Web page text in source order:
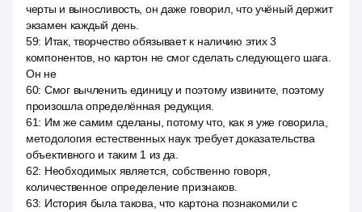
черты и выносливость, он даже говорил, что учёный держит
экзамен каждый день.
59: Итак, творчество обязывает к наличию этих 3
компонентов, но картон не смог сделать следующего шага.
Он не
60: Смог вычленить единицу и поэтому извините, поэтому
произошла определённая редукция.
61: Им же самим сделаны, потому что, как я уже говорила,
методология естественных наук требует доказательства
объективного и таким 1 из да.
62: Необходимых является, собственно говоря,
количественное определение признаков.
63: История была такова, что картона познакомили с